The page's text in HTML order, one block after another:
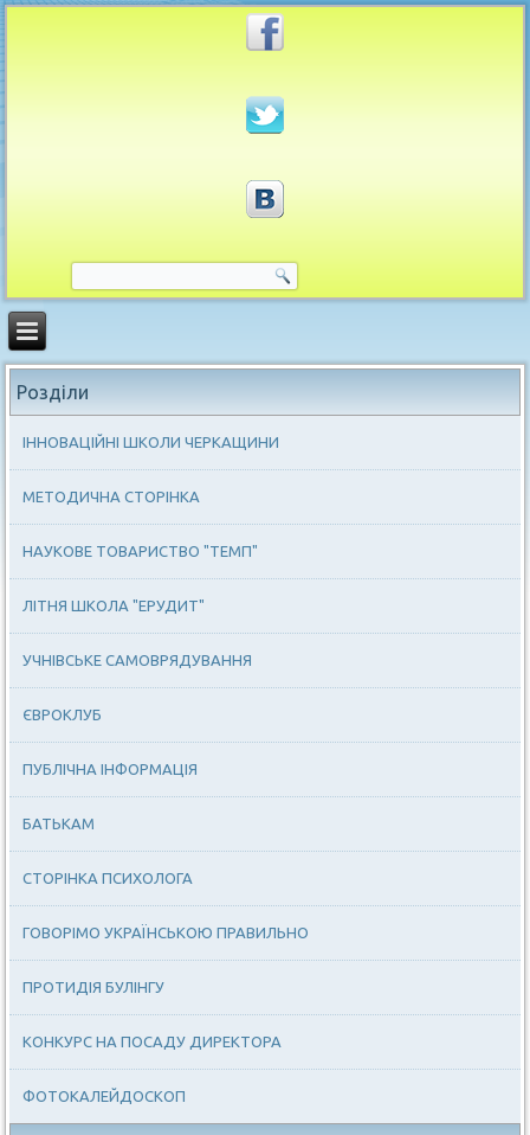
Розділи
ІННОВАЦІЙНІ ШКОЛИ ЧЕРКАЩИНИ
МЕТОДИЧНА СТОРІНКА
НАУКОВЕ ТОВАРИСТВО "ТЕМП"
ЛІТНЯ ШКОЛА "ЕРУДИТ"
УЧНІВСЬКЕ САМОВРЯДУВАННЯ
ЄВРОКЛУБ
ПУБЛІЧНА ІНФОРМАЦІЯ
БАТЬКАМ
СТОРІНКА ПСИХОЛОГА
ГОВОРІМО УКРАЇНСЬКОЮ ПРАВИЛЬНО
ПРОТИДІЯ БУЛІНГУ
КОНКУРС НА ПОСАДУ ДИРЕКТОРА
ФОТОКАЛЕЙДОСКОП